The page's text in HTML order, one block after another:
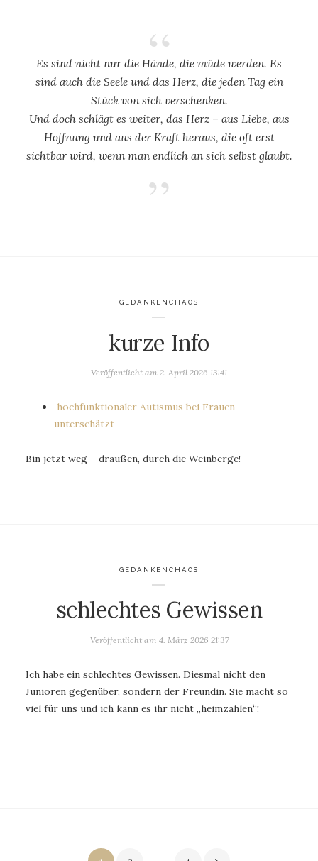
Es sind nicht nur die Hände, die müde werden. Es
sind auch die Seele und das Herz, die jeden Tag ein
Stück von sich verschenken.
Und doch schlägt es weiter, das Herz – aus Liebe, aus
Hoffnung und aus der Kraft heraus, die oft erst
sichtbar wird, wenn man endlich an sich selbst glaubt.
GEDANKENCHAOS
kurze Info
Veröffentlicht am 2. April 2026 13:41
hochfunktionaler Autismus bei Frauen
unterschätzt
Bin jetzt weg – draußen, durch die Weinberge!
GEDANKENCHAOS
schlechtes Gewissen
Veröffentlicht am 4. März 2026 21:37
Ich habe ein schlechtes Gewissen. Diesmal nicht den
Junioren gegenüber, sondern der Freundin. Sie macht so
viel für uns und ich kann es ihr nicht „heimzahlen“!